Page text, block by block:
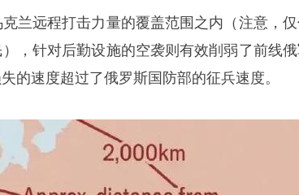
兰远程打击力量的覆盖范围之内（注意，
，针对后勤设施的空袭则有效削弱了前线
的速度超过了俄罗斯国防部的征兵速度。